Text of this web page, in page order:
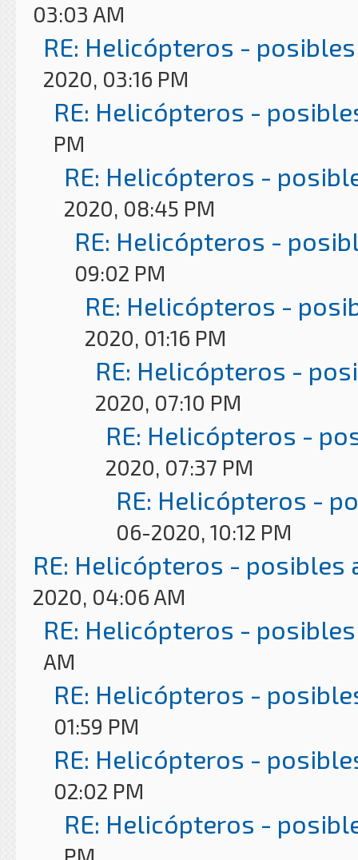
03:03 AM
RE: Helicópteros -
2020, 03:16 PM
RE: Helicópteros -
PM
RE: Helicópteros -
2020, 08:45 PM
RE: Helicópteros -
09:02 PM
RE: Helicópteros -
2020, 01:16 PM
RE: Helicópteros -
2020, 07:10 PM
RE: Helicópteros -
2020, 07:37 PM
RE: Helicópteros -
06-2020, 10:12 PM
RE: Helicópteros - posibles
2020, 04:06 AM
RE: Helicópteros -
AM
RE: Helicópteros -
01:59 PM
RE: Helicópteros -
02:02 PM
RE: Helicópteros -